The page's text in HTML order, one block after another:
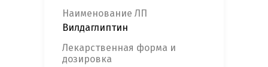
Наименование ЛП
Вилдаглиптин
Лекарственная форма и
дозировка